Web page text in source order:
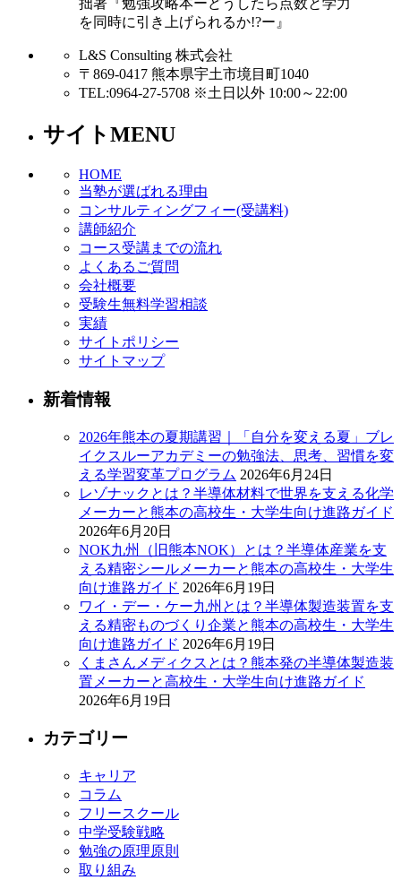
を同時に引き上げられるか!?ー』
L&S Consulting 株式会社
〒869-0417 熊本県宇土市境目町1040
TEL:0964-27-5708 ※土日以外 10:00～22:00
サイトMENU
HOME
当塾が選ばれる理由
コンサルティングフィー(受講料)
講師紹介
コース受講までの流れ
よくあるご質問
会社概要
受験生無料学習相談
実績
サイトポリシー
サイトマップ
新着情報
2026年熊本の夏期講習｜「自分を変える夏」ブレ
イクスルーアカデミーの勉強法、思考、習慣を変
える学習変革プログラム 2026年6月24日
レゾナックとは？半導体材料で世界を支える化学
メーカーと熊本の高校生・大学生向け進路ガイド
2026年6月20日
NOK九州（旧熊本NOK）とは？半導体産業を支
える精密シールメーカーと熊本の高校生・大学生
向け進路ガイド 2026年6月19日
ワイ・デー・ケー九州とは？半導体製造装置を支
える精密ものづくり企業と熊本の高校生・大学生
向け進路ガイド 2026年6月19日
くまさんメディクスとは？熊本発の半導体製造装
置メーカーと高校生・大学生向け進路ガイド
2026年6月19日
カテゴリー
キャリア
コラム
フリースクール
中学受験戦略
勉強の原理原則
取り組み